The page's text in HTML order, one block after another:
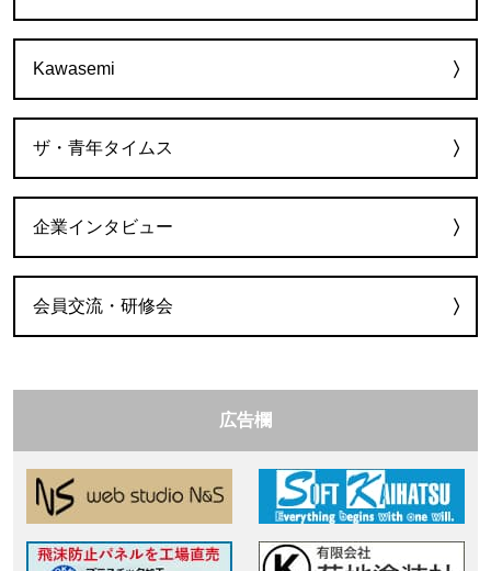
Kawasemi
ザ・青年タイムス
企業インタビュー
会員交流・研修会
広告欄